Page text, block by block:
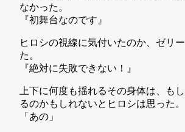
なかった。
『初舞台なのです』
ヒロシの視線に気付いたのか、ゼリ
た。
『絶対に失敗できない！』
上下に何度も揺れるその身体は、も
るのかもしれないとヒロシは思った。
「あの」